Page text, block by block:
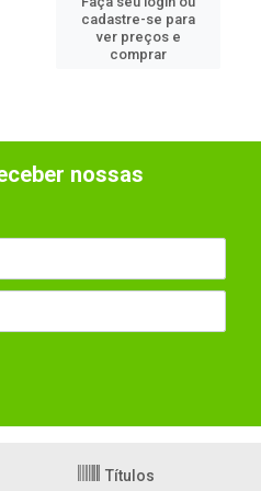
cadastre-se para
ver preços e
comprar
nossas
Títulos